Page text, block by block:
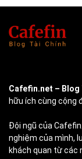
Cafefin.net – Blog
hữu ích cùng cộng
Đội ngũ của
nghiệm của mình,
khách quan từ các